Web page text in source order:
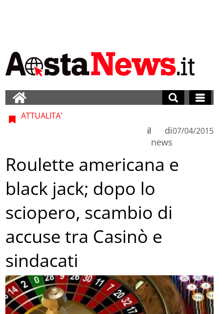
ATTUALITA'
di
news
il 07/04/2015
Roulette americana e
black jack; dopo lo
sciopero, scambio di
accuse tra Casinò e
sindacati